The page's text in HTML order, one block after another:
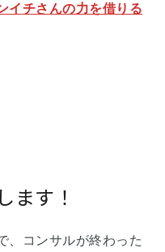
イチさんの力を借りる
ます！
、コンサルが終わった